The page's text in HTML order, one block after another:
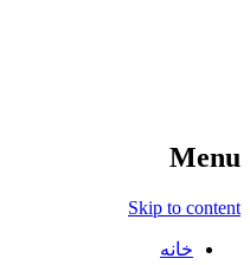
Menu
Skip to content
خانه